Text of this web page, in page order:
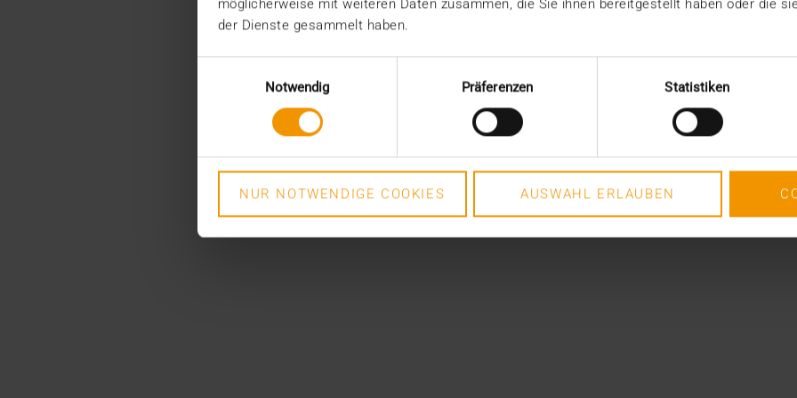
möglicherweise mit weiteren Daten zusammen, die Sie ihnen bereitgestellt haben oder die
der Dienste gesammelt haben.
Notwendig
Präferenzen Statistiken
NUR NOTWENDIGE COOKIES AUSWAHL ERLAUBEN